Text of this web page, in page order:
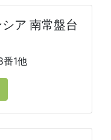
ア 南常盤台
番1他